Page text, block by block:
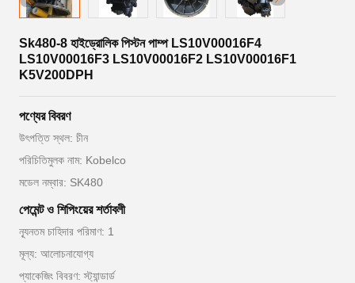
Sk480-8 হাইড্রোলিক পিস্টন পাম্প LS10V00016F4
LS10V00016F3 LS10V00016F2 LS10V00016F1
K5V200DPH
পণ্যের বিবরণ
উৎপত্তি স্থল: চীন
পরিচিতিমুলক নাম: Kobelco
মডেল নম্বার: SK480
পেমেন্ট ও শিপিংয়ের শর্তাবলী
ন্যূনতম চাহিদার পরিমাণ: 1
মূল্য: আলোচনাযোগ্য
প্যাকেজিং বিবরণ: স্ট্যান্ডার্ড